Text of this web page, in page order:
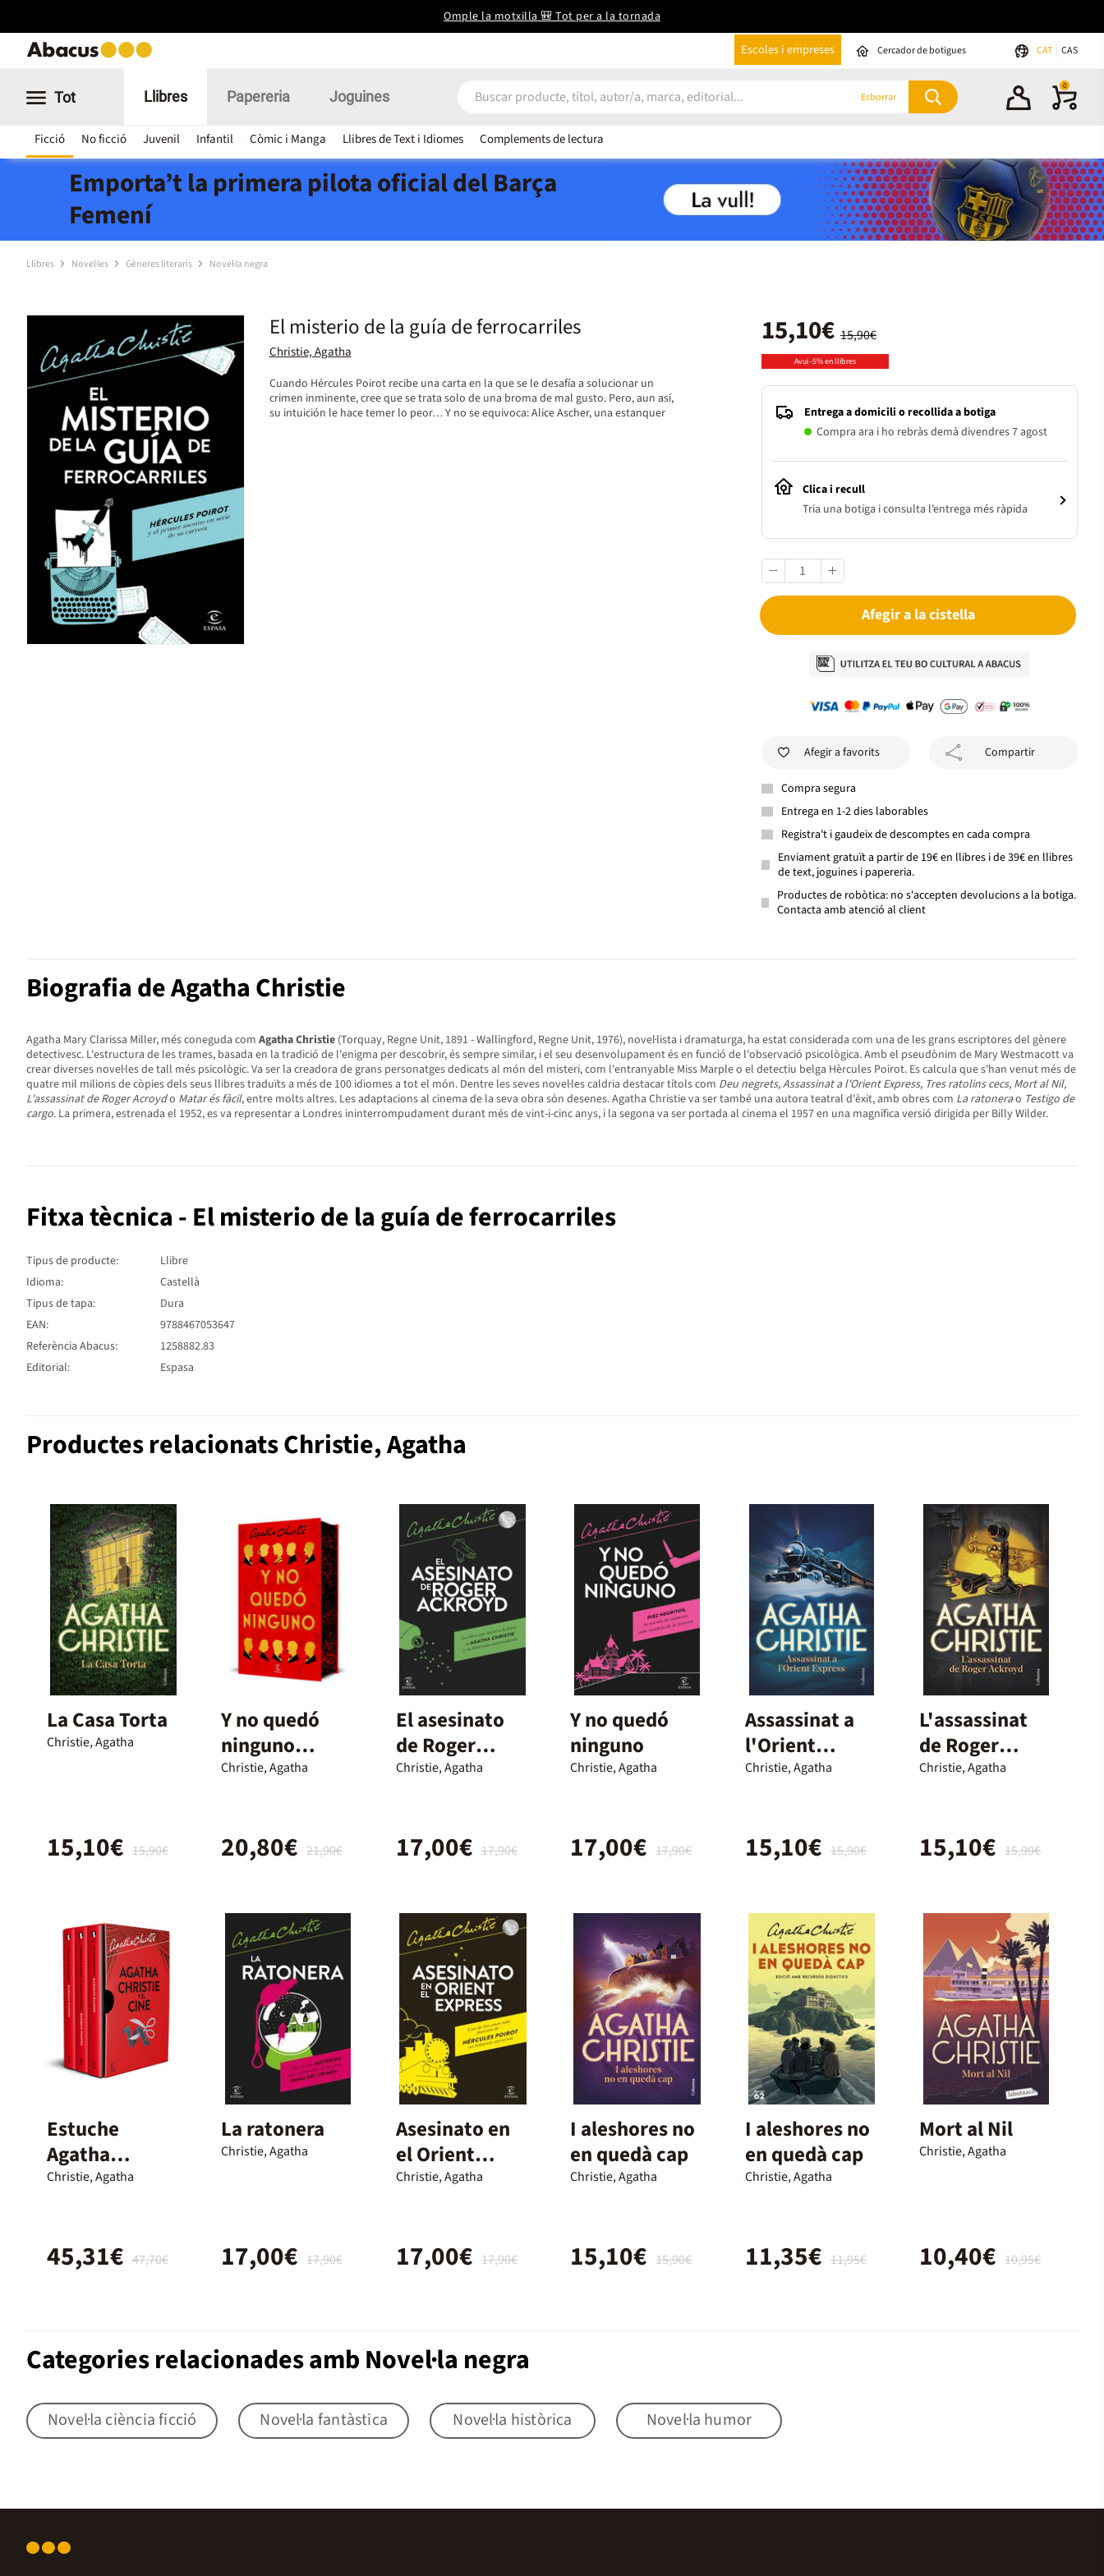
Omple la motxilla 🎒 Tot per a la tornada
Escoles i empreses Cercador de botigues CAT CAS
Tot Llibres
Ficció No ficció Juvenil Infantil Còmic i Manga Llibres de Text i Idiomes Complements de lectura
Papereria Joguines Esborrar
0
Emporta’t la primera pilota oficial del Barça
Femení
Llibres Novel·les Gèneres literaris Novel·la negra
El misterio de la guía de ferrocarriles
Christie, Agatha
Cuando Hércules Poirot recibe una carta en la que se le desafía a solucionar un
crimen inminente, cree que se trata solo de una broma de mal gusto. Pero, aun así,
su intuición le hace temer lo peor… Y no se equivoca: Alice Ascher, una estanquer
15,90€
15,10€
Avui -5% en llibres
Entrega a domicili o recollida a botiga
Compra ara i ho rebràs demà divendres 7 agost
Clica i recull
Tria una botiga i consulta l’entrega més ràpida
Afegir a la cistella
Afegir a favorits Compartir
Compra segura
Entrega en 1-2 dies laborables
Registra't i gaudeix de descomptes en cada compra
Enviament gratuït a partir de 19€ en llibres i de 39€ en llibres
de text, joguines i papereria.
Productes de robòtica: no s'accepten devolucions a la botiga.
Contacta amb atenció al client
Biografia de Agatha Christie
Agatha Mary Clarissa Miller, més coneguda com Agatha Christie (Torquay, Regne Unit, 1891 - Wallingford, Regne Unit, 1976), novel·lista i dramaturga, ha estat considerada com una de les grans escriptores del gènere
detectivesc. L'estructura de les trames, basada en la tradició de l'enigma per descobrir, és sempre similar, i el seu desenvolupament és en funció de l'observació psicològica. Amb el pseudònim de Mary Westmacott va
crear diverses novel·les de tall més psicològic. Va ser la creadora de grans personatges dedicats al món del misteri, com l'entranyable Miss Marple o el detectiu belga Hèrcules Poirot. Es calcula que s'han venut més de
quatre mil milions de còpies dels seus llibres traduïts a més de 100 idiomes a tot el món. Dentre les seves novel·les caldria destacar títols com Deu negrets,Assassinat a l'Orient Express, Tres ratolins cecs, Mort al Nil,
L'assassinat de Roger Acroydo Matar és fàcil, entre molts altres. Les adaptacions al cinema de la seva obra són desenes. Agatha Christie va ser també una autora teatral d'èxit, amb obres com La ratonerao Testigo de
cargo. La primera, estrenada el 1952, es va representar a Londres ininterrompudament durant més de vint-i-cinc anys, i la segona va ser portada al cinema el 1957 en una magnífica versió dirigida per Billy Wilder.
Fitxa tècnica - El misterio de la guía de ferrocarriles
Tipus de producte:
Llibre
Idioma:
Castellà
Tipus de tapa:
Dura
EAN:
9788467053647
Referència Abacus:
1258882.83
Editorial:
Espasa
Productes relacionats Christie, Agatha
La Casa Torta
Christie, Agatha
15,90€
15,10€
Y no quedó
ninguno
(Edición
tintados)
Christie, Agatha
21,90€
20,80€
El asesinato
de Roger
Ackroyd
Christie, Agatha
17,90€
17,00€
Y no quedó
ninguno
Christie, Agatha
17,90€
17,00€
Assassinat a
l'Orient
Express
Christie, Agatha
15,90€
15,10€
L'assassinat
de Roger
Ackroyd
Christie, Agatha
15,90€
15,10€
Estuche
Agatha
Christie y el
Christie, Agatha
47,70€
45,31€
La ratonera
Christie, Agatha
17,90€
17,00€
Asesinato en
el Orient
Express
Christie, Agatha
17,90€
17,00€
I aleshores no
en quedà cap
Christie, Agatha
15,90€
15,10€
I aleshores no
en quedà cap
Christie, Agatha
11,95€
11,35€
Mort al Nil
Christie, Agatha
10,95€
10,40€
Categories relacionades amb Novel·la negra
Novel·la ciència ficció Novel·la fantàstica Novel·la històrica Novel·la humor